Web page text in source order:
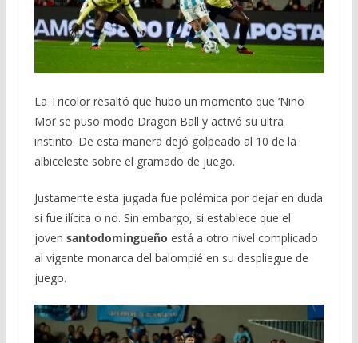
La Tricolor resaltó que hubo un momento que ‘Niño
Moi’ se puso modo Dragon Ball y activó su ultra
instinto. De esta manera dejó golpeado al 10 de la
albiceleste sobre el gramado de juego.
Justamente esta jugada fue polémica por dejar en duda
si fue ilícita o no. Sin embargo, si establece que el
joven santodomingueño está a otro nivel complicado
al vigente monarca del balompié en su despliegue de
juego.